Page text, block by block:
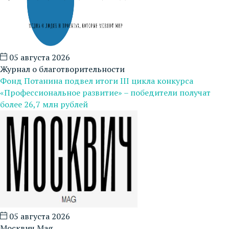
05 августа 2026
Журнал о благотворительности
Фонд Потанина подвел итоги III цикла конкурса
«Профессиональное развитие» – победители получат
более 26,7 млн рублей
05 августа 2026